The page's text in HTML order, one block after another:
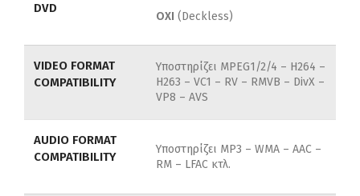
DVD
ΟΧΙ (Deckless)
VIDEO FORMAT
COMPATIBILITY
Υποστηρίζει MPEG1/2/4 – H264 –
H263 – VC1 – RV – RMVB – DivX –
VP8 – AVS
AUDIO FORMAT
COMPATIBILITY
Υποστηρίζει MP3 – WMA – AAC –
RM – LFAC κτλ.